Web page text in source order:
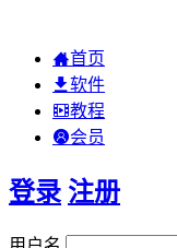
首页
软件
教程
会员
登录 注册